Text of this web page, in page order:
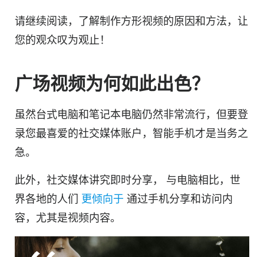
请继续阅读，了解制作方形视频的原因和方法，让
您的观众叹为观止！
广场视频为何如此出色？
虽然台式电脑和笔记本电脑仍然非常流行，但要登
录您最喜爱的社交媒体账户，智能手机才是当务之
急。
此外， 社交媒体讲究即时分享， 与电脑相比， 世
界各地的人们 更倾向于 通过手机分享和访问内
容，尤其是视频内容。